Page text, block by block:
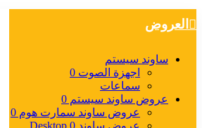
العروض
ساوند سيستم
اجهزة الصوت 0
سماعات
عروض ساوند سيستم 0
عروض ساوند سمارت هوم 0